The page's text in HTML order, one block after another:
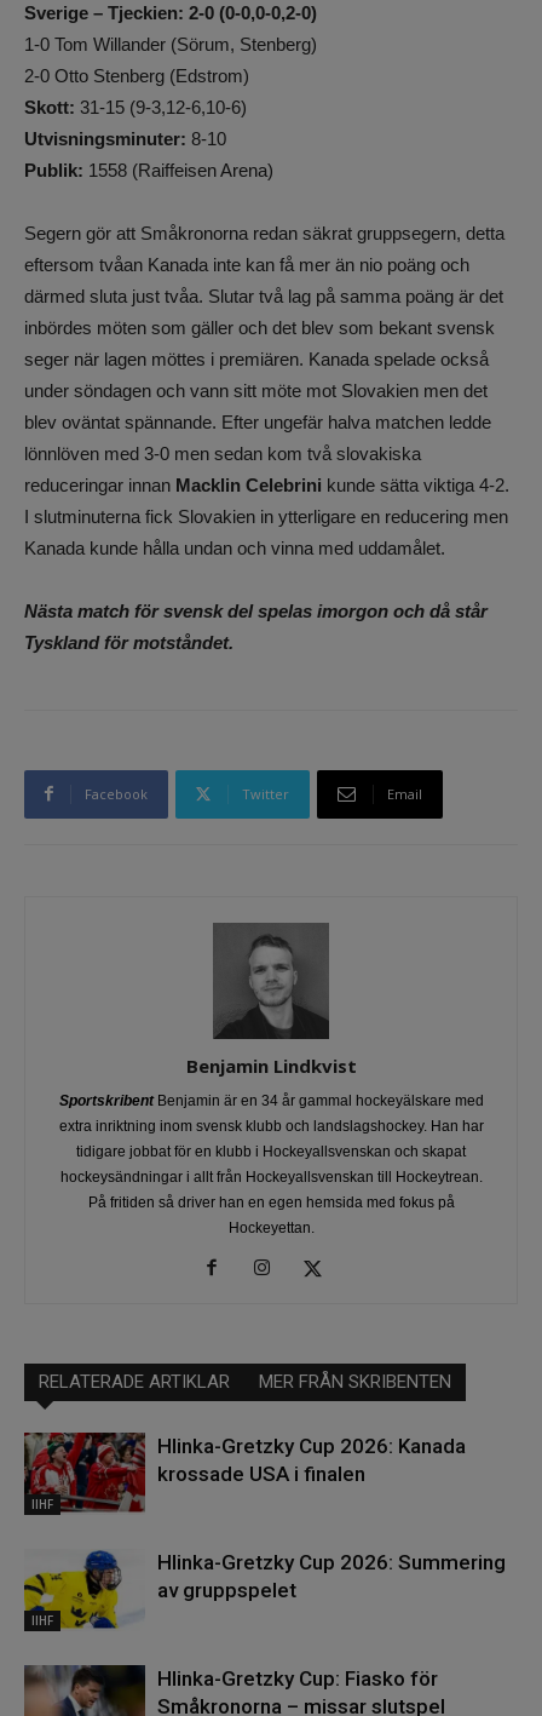
Sverige – Tjeckien: 2-0 (0-0,0-0,2-0)
1-0 Tom Willander (Sörum, Stenberg)
2-0 Otto Stenberg (Edstrom)
Skott: 31-15 (9-3,12-6,10-6)
Utvisningsminuter: 8-10
Publik: 1558 (Raiffeisen Arena)
Segern gör att Småkronorna redan säkrat gruppsegern, detta
eftersom tvåan Kanada inte kan få mer än nio poäng och
därmed sluta just tvåa. Slutar två lag på samma poäng är det
inbördes möten som gäller och det blev som bekant svensk
seger när lagen möttes i premiären. Kanada spelade också
under söndagen och vann sitt möte mot Slovakien men det
blev oväntat spännande. Efter ungefär halva matchen ledde
lönnlöven med 3-0 men sedan kom två slovakiska
reduceringar innan Macklin Celebrini kunde sätta viktiga 4-2.
I slutminuterna fick Slovakien in ytterligare en reducering men
Kanada kunde hålla undan och vinna med uddamålet.
Nästa match för svensk del spelas imorgon och då står
Tyskland för motståndet.
Facebook Twitter Email
Benjamin Lindkvist
SportskribentBenjamin är en 34 år gammal hockeyälskare med
extra inriktning inom svensk klubb och landslagshockey. Han har
tidigare jobbat för en klubb i Hockeyallsvenskan och skapat
hockeysändningar i allt från Hockeyallsvenskan till Hockeytrean.
På fritiden så driver han en egen hemsida med fokus på
Hockeyettan.
RELATERADE ARTIKLAR MER FRÅN SKRIBENTEN
IIHF
Hlinka-Gretzky Cup 2026: Kanada
krossade USA i finalen
IIHF
Hlinka-Gretzky Cup 2026: Summering
av gruppspelet
Hlinka-Gretzky Cup: Fiasko för
Småkronorna – missar slutspel